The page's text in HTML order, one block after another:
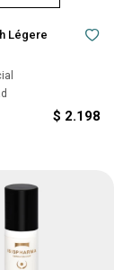
Légere
$ 2.198